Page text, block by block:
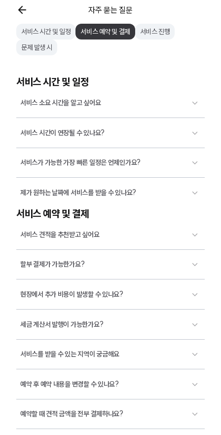
자주 묻는 질문
서비스 시간 및 일정 서비스 예약 및 결제
서비스 진행
문제 발생 시
서비스 시간 및 일정
서비스 소요 시간을 알고 싶어요
서비스 시간이 연장될 수 있나요?
서비스가 가능한 가장 빠른 일정은 언제인가요?
제가 원하는 날짜에 서비스를 받을 수 있나요?
서비스 예약 및 결제
서비스 견적을 추천받고 싶어요
할부 결제가 가능한가요?
현장에서 추가 비용이 발생할 수 있나요?
세금 계산서 발행이 가능한가요?
서비스를 받을 수 있는 지역이 궁금해요
예약 후 예약 내용을 변경할 수 있나요?
예약할 때 견적 금액을 전부 결제하나요?